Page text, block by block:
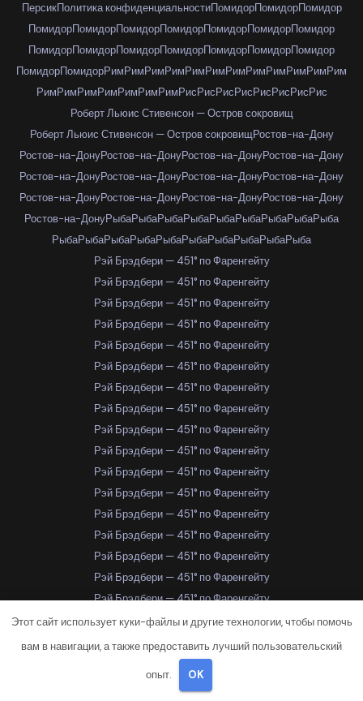
ПерсикПолитика конфиденциальностиПомидорПомидорПомидор
ПомидорПомидорПомидорПомидорПомидорПомидорПомидор
ПомидорПомидорПомидорПомидорПомидорПомидорПомидор
ПомидорПомидорРимРимРимРимРимРимРимРимРимРимРимРим
РимРимРимРимРимРимРимРисРисРисРисРисРисРисРис
Роберт Льюис Стивенсон — Остров сокровищ
Роберт Льюис Стивенсон — Остров сокровищРостов-на-Дону
Ростов-на-ДонуРостов-на-ДонуРостов-на-ДонуРостов-на-Дону
Ростов-на-ДонуРостов-на-ДонуРостов-на-ДонуРостов-на-Дону
Ростов-на-ДонуРостов-на-ДонуРостов-на-ДонуРостов-на-Дону
Ростов-на-ДонуРыбаРыбаРыбаРыбаРыбаРыбаРыбаРыбаРыба
РыбаРыбаРыбаРыбаРыбаРыбаРыбаРыбаРыбаРыба
Рэй Брэдбери — 451° по Фаренгейту
Рэй Брэдбери — 451° по Фаренгейту
Рэй Брэдбери — 451° по Фаренгейту
Рэй Брэдбери — 451° по Фаренгейту
Рэй Брэдбери — 451° по Фаренгейту
Рэй Брэдбери — 451° по Фаренгейту
Рэй Брэдбери — 451° по Фаренгейту
Рэй Брэдбери — 451° по Фаренгейту
Рэй Брэдбери — 451° по Фаренгейту
Рэй Брэдбери — 451° по Фаренгейту
Рэй Брэдбери — 451° по Фаренгейту
Рэй Брэдбери — 451° по Фаренгейту
Рэй Брэдбери — 451° по Фаренгейту
Рэй Брэдбери — 451° по Фаренгейту
Рэй Брэдбери — 451° по Фаренгейту
Рэй Брэдбери — 451° по Фаренгейту
Рэй Брэдбери — 451° по Фаренгейту
Рэй Брэдбери — 451° по Фаренгейту
Рэй Брэдбери — 451° по Фаренгейту
Рэй Брэдбери — 451° по Фаренгейту
Рэй Брэдбери — 451° по Фаренгейту
Этот сайт использует куки-файлы и другие технологии, чтобы помочь
вам в навигации, а также предоставить лучший пользовательский
опыт. OK